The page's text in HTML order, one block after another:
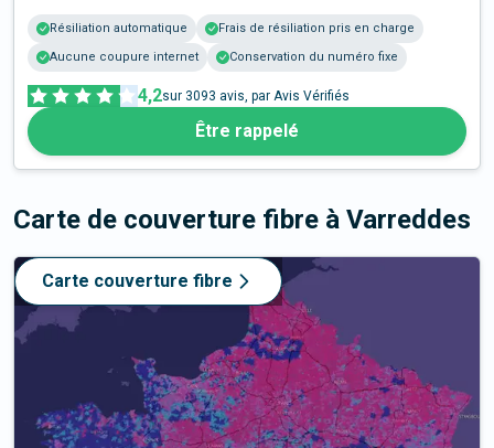
Résiliation automatique
Frais de résiliation pris en charge
Aucune coupure internet
Conservation du numéro fixe
4,2sur 3093 avis, par Avis Vérifiés
Être rappelé
Carte de couverture fibre à Varreddes
Carte couverture fibre